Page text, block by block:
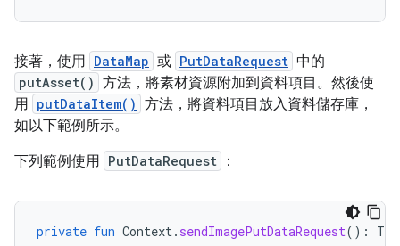
接著，使用 DataMap 或 PutDataRequest 中的
putAsset() 方法，將素材資源附加到資料項目。然後使
用 putDataItem() 方法，將資料項目放入資料儲存庫，
如以下範例所示。
下列範例使用 PutDataRequest ：
private fun Context. sendImagePutDataRequest():